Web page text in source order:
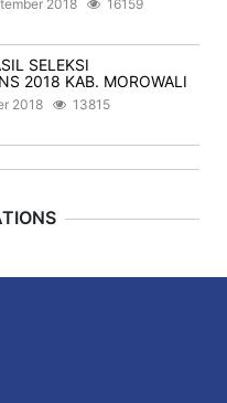
2018 16159
SELEKSI
2018 KAB. MOROWALI
2018 13815